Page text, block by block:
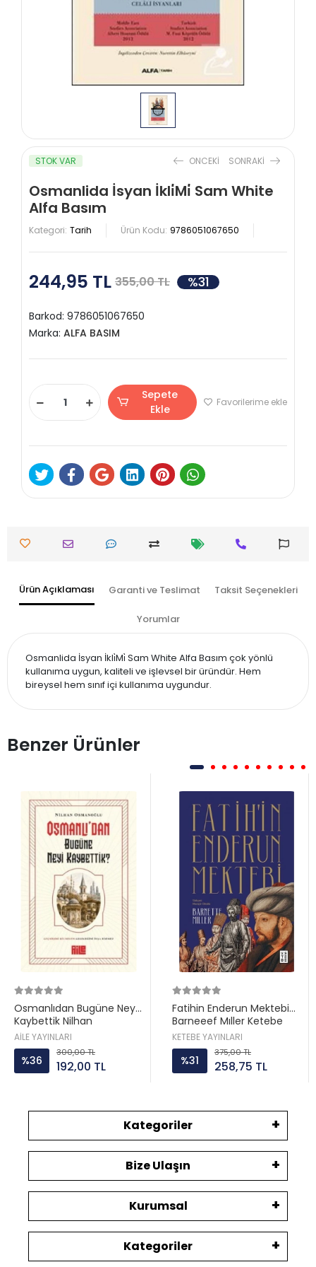
STOK VAR ONCEKI SONRAKI
Osmanlida İsyan İkli̇Mi̇ Sam White
Alfa Basım
Kategori: Tarih Ürün Kodu: 9786051067650
244,95 TL 355,00 TL %31
Barkod: 9786051067650
Marka: ALFA BASIM
Sepete
Ekle
Favorilerime ekle
Ürün Açıklaması Garanti ve Teslimat Taksit Seçenekleri
Yorumlar
Osmanlida İsyan İkli̇Mi̇ Sam White Alfa Basım çok yönlü
kullanıma uygun, kaliteli ve işlevsel bir üründür. Hem
bireysel hem sınıf içi kullanıma uygundur.
Benzer Ürünler
Osmanlıdan Bugüne Neyi
Kaybettik Nilhan
Osmanoğlu Aile yayın
AİLE YAYINLARI
%36
300,00 TL
192,00 TL
Fatihin Enderun Mektebi
Barneeef Mıller Ketebe
KETEBE YAYINLARI
%31
375,00 TL
258,75 TL
Kategoriler
Bize Ulaşın
Kurumsal
Kategoriler